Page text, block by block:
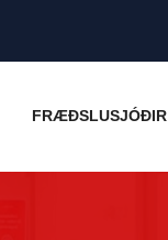
FRÆÐSLUSJÓÐIR